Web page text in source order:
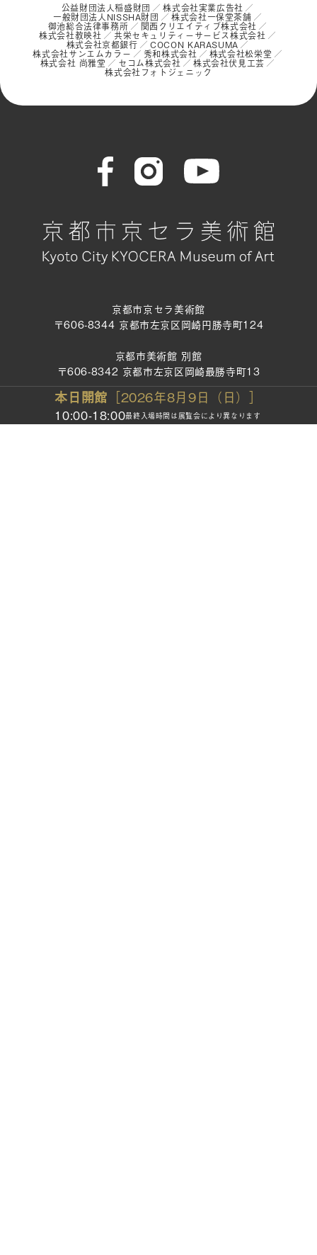
本日開館 ［2026年8月9日（日）］
10:00-18:00最終入場時間は展覧会により異なります
公益財団法人稲盛財団 株式会社実業広告社
一般財団法人NISSHA財団 株式会社一保堂茶舗
御池総合法律事務所 関西クリエイティブ株式会社
株式会社教映社 共栄セキュリティーサービス株式会社
株式会社京都銀行 COCON KARASUMA
株式会社サンエムカラー 秀和株式会社 株式会社松栄堂
株式会社 尚雅堂 セコム株式会社 株式会社伏見工芸
株式会社フォトジェニック
京都市京セラ美術館
〒606-8344 京都市左京区岡崎円勝寺町124
京都市美術館 別館
〒606-8342 京都市左京区岡崎最勝寺町13
TEL：075-771-4334
FAX：075-761-0444